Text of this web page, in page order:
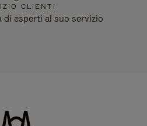
CLIENTI
di esperti al suo servizio